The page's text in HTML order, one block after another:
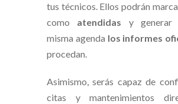
tus técnicos. Ellos podrán
como atendidas y generar
misma agenda los informes
procedan.
Asimismo, serás capaz de
citas y mantenimientos